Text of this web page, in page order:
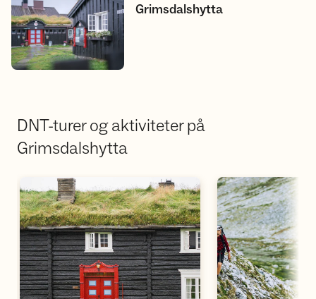
Grimsdalshytta
DNT-turer og aktiviteter på
Grimsdalshytta